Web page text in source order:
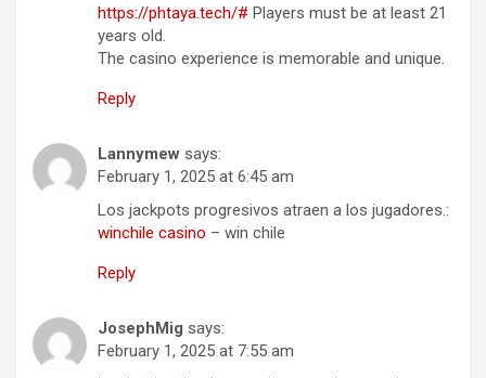
https://phtaya.tech/# Players must be at least 21
years old.
The casino experience is memorable and unique.
Reply
Lannymew says:
February 1, 2025 at 6:45 am
Los jackpots progresivos atraen a los jugadores.:
winchile casino – win chile
Reply
JosephMig says:
February 1, 2025 at 7:55 am